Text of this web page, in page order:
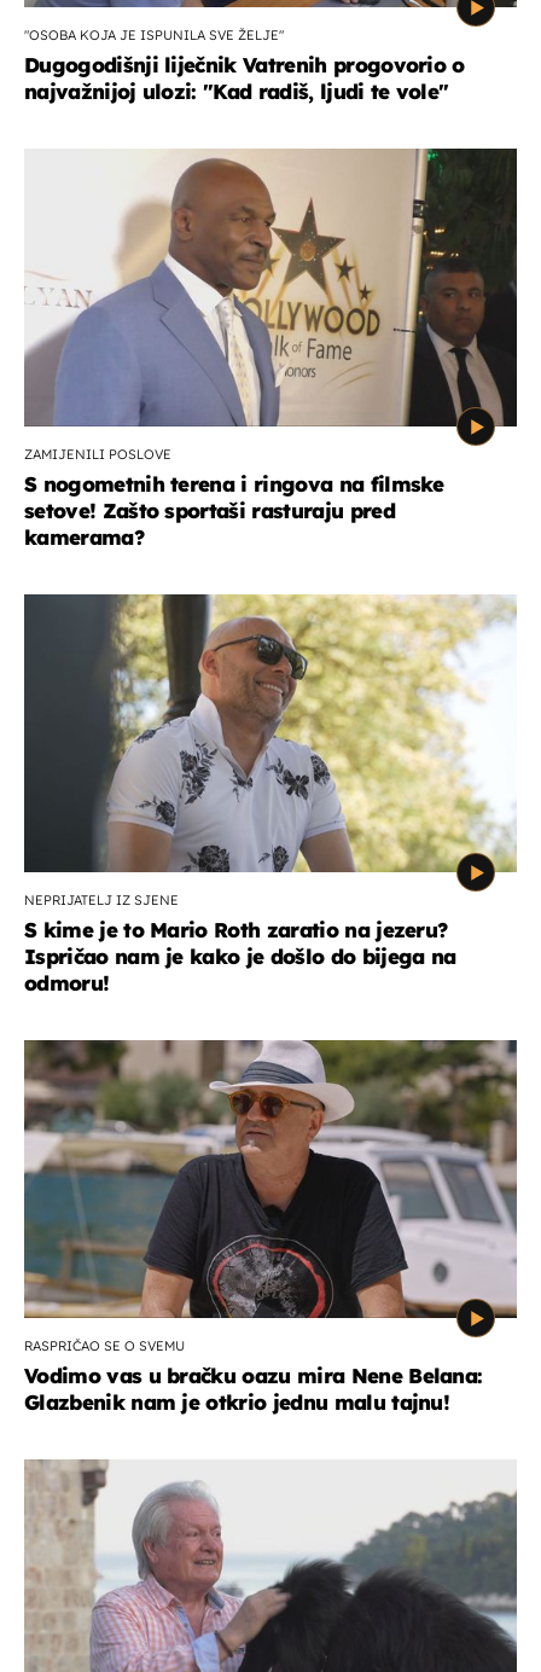
"OSOBA KOJA JE ISPUNILA SVE ŽELJE"
Dugogodišnji liječnik Vatrenih progovorio o
najvažnijoj ulozi: "Kad radiš, ljudi te vole"
ZAMIJENILI POSLOVE
S nogometnih terena i ringova na filmske
setove! Zašto sportaši rasturaju pred
kamerama?
NEPRIJATELJ IZ SJENE
S kime je to Mario Roth zaratio na jezeru?
Ispričao nam je kako je došlo do bijega na
odmoru!
RASPRIČAO SE O SVEMU
Vodimo vas u bračku oazu mira Nene Belana:
Glazbenik nam je otkrio jednu malu tajnu!